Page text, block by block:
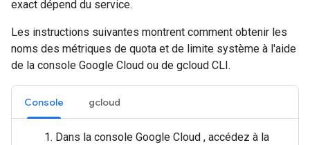
exact dépend du service.
Les instructions suivantes montrent comment obtenir les
noms des métriques de quota et de limite système à l'aide
de la console Google Cloud ou de gcloud CLI.
Console gcloud
Dans la console Google Cloud , accédez à la